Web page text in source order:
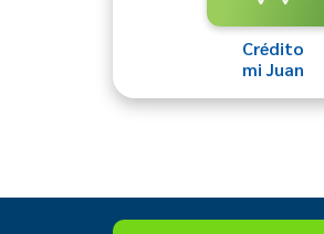
Crédito
mi Juan